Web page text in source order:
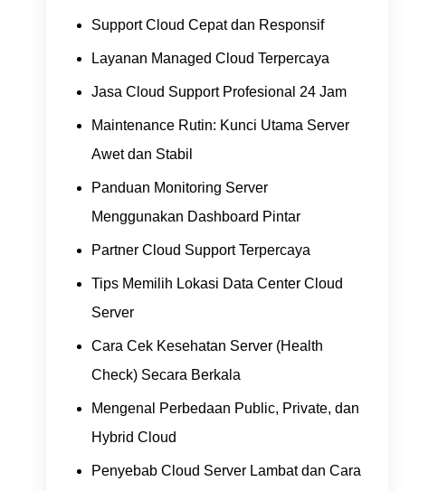
Support Cloud Cepat dan Responsif
Layanan Managed Cloud Terpercaya
Jasa Cloud Support Profesional 24 Jam
Maintenance Rutin: Kunci Utama Server
Awet dan Stabil
Panduan Monitoring Server
Menggunakan Dashboard Pintar
Partner Cloud Support Terpercaya
Tips Memilih Lokasi Data Center Cloud
Server
Cara Cek Kesehatan Server (Health
Check) Secara Berkala
Mengenal Perbedaan Public, Private, dan
Hybrid Cloud
Penyebab Cloud Server Lambat dan Cara